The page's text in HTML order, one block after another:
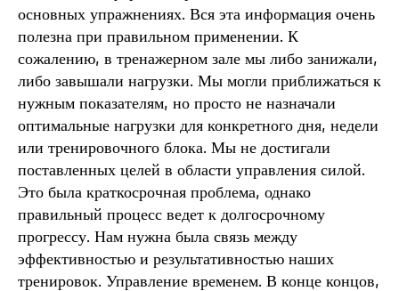
основных упражнениях. Вся эта информация очень
полезна при правильном применении. К
сожалению, в тренажерном зале мы либо занижали,
либо завышали нагрузки. Мы могли приближаться к
нужным показателям, но просто не назначали
оптимальные нагрузки для конкретного дня, недели
или тренировочного блока. Мы не достигали
поставленных целей в области управления силой.
Это была краткосрочная проблема, однако
правильный процесс ведет к долгосрочному
прогрессу. Нам нужна была связь между
эффективностью и результативностью наших
тренировок. Управление временем. В конце концов,